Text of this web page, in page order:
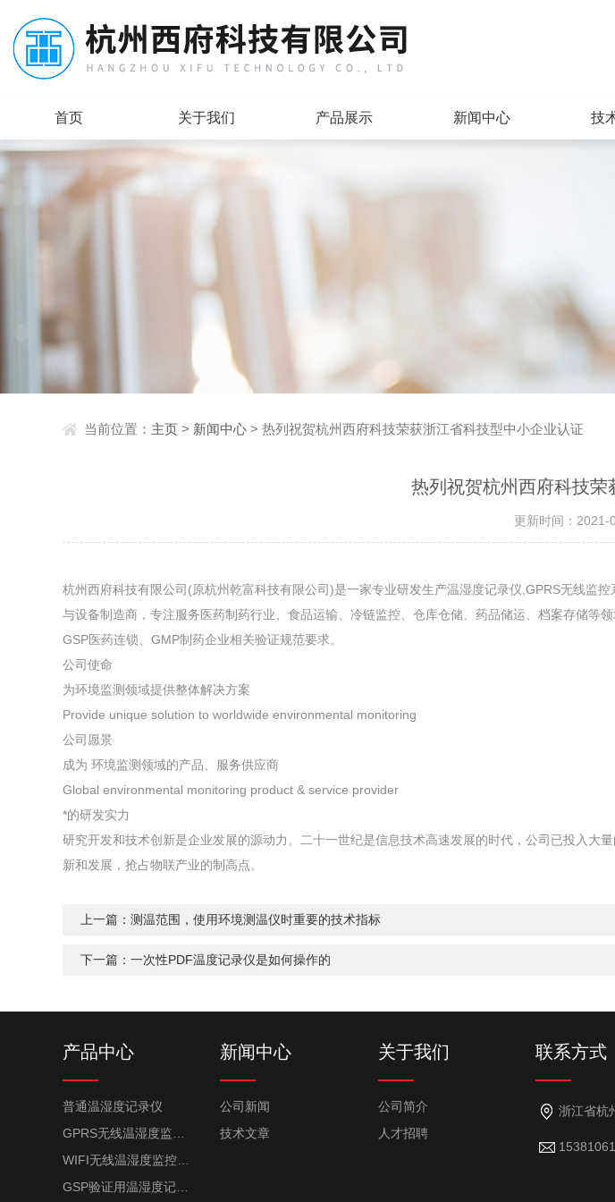
首页 关于我们 产品展示 新闻中心 技
当前位置： 主页 > 新闻中心 > 热列祝贺杭州西府科技荣获浙江省科技型中小企业认证
热列祝贺杭州西府科技
更新时间：2021-
杭州西府科技有限公司(原杭州乾富科技有限公司)是一家专业研发生产温湿度记录仪,GPRS无线监
与设备制造商，专注服务医药制药行业、食品运输、冷链监控、仓库仓储、药品储运、档案存储
GSP医药连锁、GMP制药企业相关验证规范要求。
公司使命
为环境监测领域提供整体解决方案
Provide unique solution to worldwide environmental monitoring
公司愿景
成为 环境监测领域的产品、服务供应商
Global environmental monitoring product & service provider
*的研发实力
研究开发和技术创新是企业发展的源动力。二十一世纪是信息技术高速发展的时代，公司已投入大
新和发展，抢占物联产业的制高点。
上一篇： 测温范围，使用环境测温仪时重要的技术指标
下一篇： 一次性PDF温度记录仪是如何操作的
产品中心
普通温湿度记录仪
新闻中心
公司新闻
技术文章
关于我们
公司简介
人才招聘
联系方式
浙江省杭州市